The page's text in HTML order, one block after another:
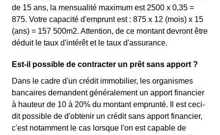
de 15 ans, la mensualité maximum est 2500 x 0,35 =
875. Votre capacité d'emprunt est : 875 x 12 (mois) x 15
(ans) = 157 500m2. Attention, de ce montant devront être
déduit le taux d'intérêt et le taux d'assurance.
Est-il possible de contracter un prêt sans apport ?
Dans le cadre d'un crédit immobilier, les organismes
bancaires demandent généralement un apport financier
à hauteur de 10 à 20% du montant emprunté. Il est ceci-
dit possible de d'obtenir un crédit sans apport financier,
c'est notamment le cas lorsque l'on est capable de